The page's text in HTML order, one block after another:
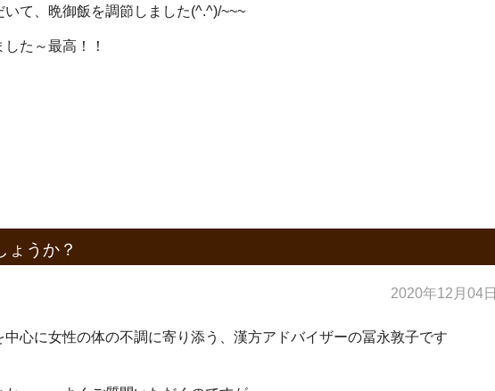
て、晩御飯を調節しました(^.^)/~~~
た～最高！！
ょうか？
2020年12月04日
心に女性の体の不調に寄り添う、漢方アドバイザーの冨永敦子です